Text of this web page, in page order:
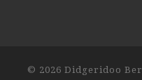
© 2026 Didgeridoo